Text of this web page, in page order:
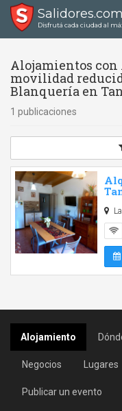
Salidores.com
Disfrutá cada ciudad al
Alojamientos con
movilidad
Blanquería en
1 publicaciones
Alojamiento
Negocios Lugares
Publicar un evento